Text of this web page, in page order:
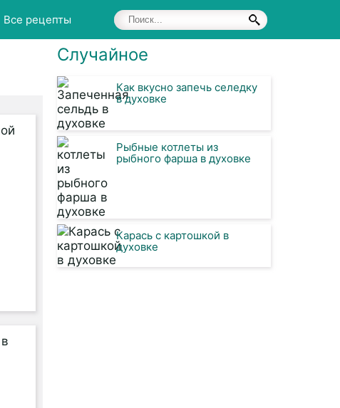
Все рецепты
Случайное
Как вкусно запечь селедку
в духовке
Рыбные котлеты из
рыбного фарша в духовке
Карась с картошкой в
духовке